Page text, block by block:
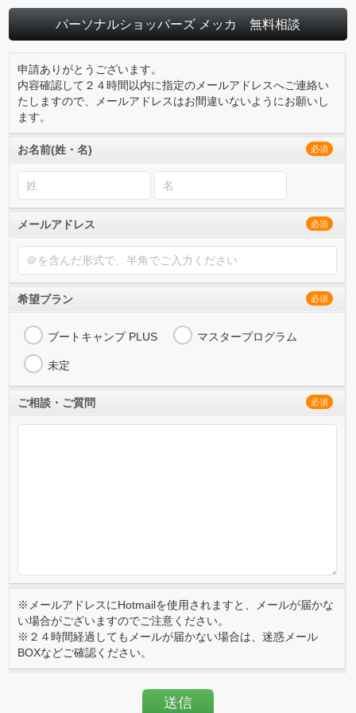
パーソナルショッパーズ メッカ 無料相談
申請ありがとうございます。
内容確認して２４時間以内に指定のメールアドレスへご連絡い
たしますので、メールアドレスはお間違いないようにお願いし
ます。
お名前(姓・名) 必須
メールアドレス 必須
希望プラン 必須
ブートキャンプ PLUS マスタープログラム
未定
ご相談・ご質問 必須
※メールアドレスにHotmailを使用されますと、メールが届かな
い場合がございますのでご注意ください。
※２４時間経過してもメールが届かない場合は、迷惑メール
BOXなどご確認ください。